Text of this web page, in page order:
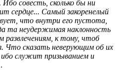
совесть, сколько бы ни
сердце... Самый закоренелый
что внутри его пустота,
та неудержимая наклонность
развлечениям, к тому, чтоб
Что сказать неверующим об их
служит призыванием и
.